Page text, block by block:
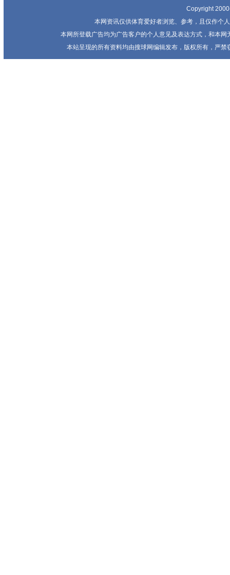
Copyright
本网资讯仅供体育爱好者浏览、参考，且仅作个
本网所登载广告均为广告客户的个人意见及表达方式，和本
本站呈现的所有资料均由搜球网编辑发布，版权所有，严